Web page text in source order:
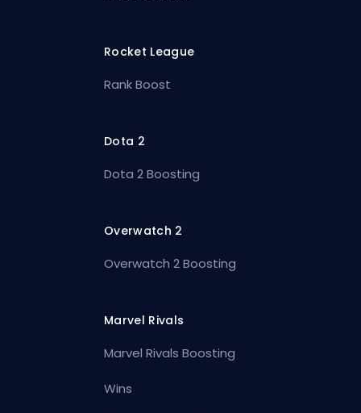
Rocket League
Rank Boost
Dota 2
Dota 2 Boosting
Overwatch 2
Overwatch 2 Boosting
Marvel Rivals
Marvel Rivals Boosting
Wins